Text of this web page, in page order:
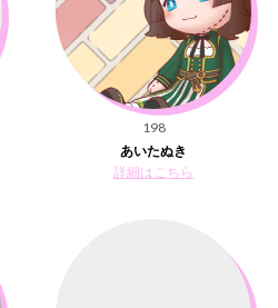
198
あいたぬき
詳細はこちら